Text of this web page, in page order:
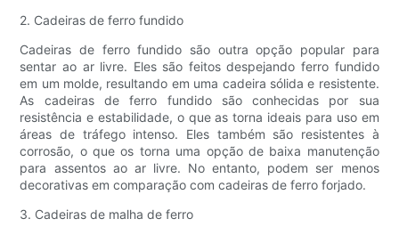
2. Cadeiras de ferro fundido
Cadeiras de ferro fundido são outra opção popular para
sentar ao ar livre. Eles são feitos despejando ferro fundido
em um molde, resultando em uma cadeira sólida e resistente.
As cadeiras de ferro fundido são conhecidas por sua
resistência e estabilidade, o que as torna ideais para uso em
áreas de tráfego intenso. Eles também são resistentes à
corrosão, o que os torna uma opção de baixa manutenção
para assentos ao ar livre. No entanto, podem ser menos
decorativas em comparação com cadeiras de ferro forjado.
3. Cadeiras de malha de ferro